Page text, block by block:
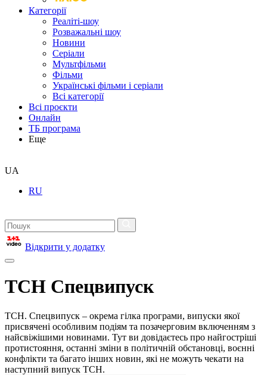
Категорії
Реаліті-шоу
Розважальні шоу
Новини
Серіали
Мультфільми
Фільми
Українські фільми і серіали
Всі категорії
Всі проєкти
Онлайн
ТБ програма
Еще
UA
RU
Відкрити у додатку
ТСН Спецвипуск
ТСН. Спецвипуск – окрема гілка програми, випуски якої
присвячені особливим подіям та позачерговим включенням з
найсвіжішими новинами. Тут ви довідаєтесь про найгостріші
протистояння, останні зміни в політичній обстановці, воєнні
конфлікти та багато інших новин, які не можуть чекати на
наступний випуск ТСН.